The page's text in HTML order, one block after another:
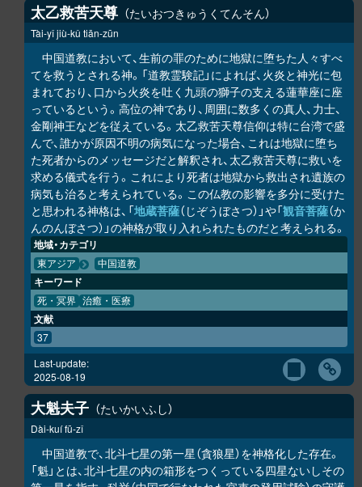
太乙救苦天尊 たいおつきゅうくてんそん
Tài-yǐ jiù-kǔ tiān-zūn
中国道教において、生前の罪のために地獄に堕ちた人々すべ
てを救うとされる神。「道教霊験記」によれば、火炎と神光に包
まれており、口から火炎を吐く九頭の獅子の支える蓮華座に座
っているという。高位の神であり、周囲に数多くの真人、力士、
金剛神王などを従えている。太乙救苦天尊信仰は特に台湾で盛
んで、誰かが原因不明の病気になった場合、これは地獄に堕ち
た死者からのメッセージだと解釈され、太乙救苦天尊に救いを
求める儀式を行う。これにより死者は地獄から救出され遺族の
病気も治ると考えられている。この仏教の影響を多分に受けた
と思われる神格は、「地蔵菩薩（じぞうぼさつ）」や「観音菩薩（か
んのんぼさつ）」の神格が取り入れられたものだと考えられる。
地域・カテゴリ
東アジア 中国道教
キーワード
死・冥界 治癒・医療
文献
37
Last-update:
2025-08-19
大魁夫子 たいかいふし
Dài-kuí fū-zǐ
中国道教で、北斗七星の第一星（貪狼星）を神格化した存在。
「魁」とは、北斗七星の内の箱形をつくっている四星ないしその